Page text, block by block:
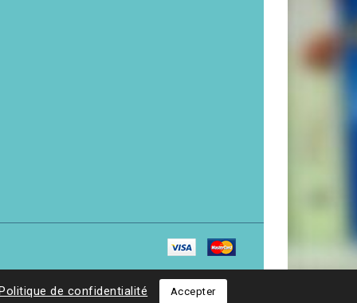
de confidentialité Accepter